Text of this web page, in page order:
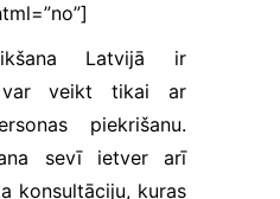
Latvijā ir
veikt tikai ar
piekrišanu.
sevī ietver arī
konsultāciju, kuras